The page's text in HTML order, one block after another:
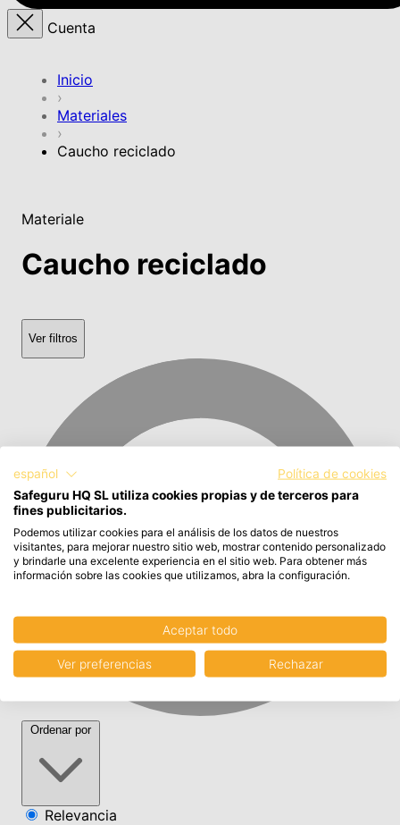
Cuenta
Inicio
›
Materiales
›
Caucho reciclado
Materiale
Caucho reciclado
Ver filtros
Ordenar por
Relevancia
español
Política de cookies
Safeguru HQ SL utiliza cookies propias y de terceros para
fines publicitarios.
Podemos utilizar cookies para el análisis de los datos de nuestros
visitantes, para mejorar nuestro sitio web, mostrar contenido personalizado
y brindarle una excelente experiencia en el sitio web. Para obtener más
información sobre las cookies que utilizamos, abra la configuración.
Aceptar todo
Ver preferencias Rechazar